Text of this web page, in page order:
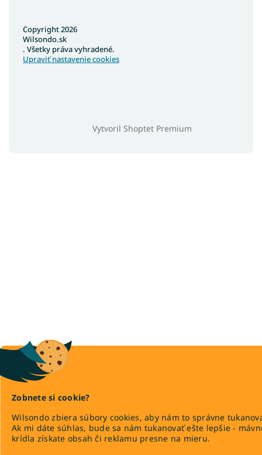
Zobnete si cookie?
Wilsondo zbiera súbory cookies, aby nám to správne
Ak mi dáte súhlas, bude sa nám tukanovať ešte lepšie -
krídla získate obsah či reklamu presne na mieru.
Vytvoril Shoptet Premium
Copyright 2026
Wilsondo.sk
. Všetky práva vyhradené.
Upraviť nastavenie cookies